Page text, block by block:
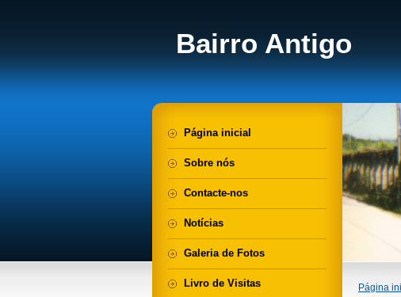
Bairro Antigo
Página
Página inicial
Sobre nós
Contacte-nos
Notícias
Galeria de Fotos
Livro de Visitas